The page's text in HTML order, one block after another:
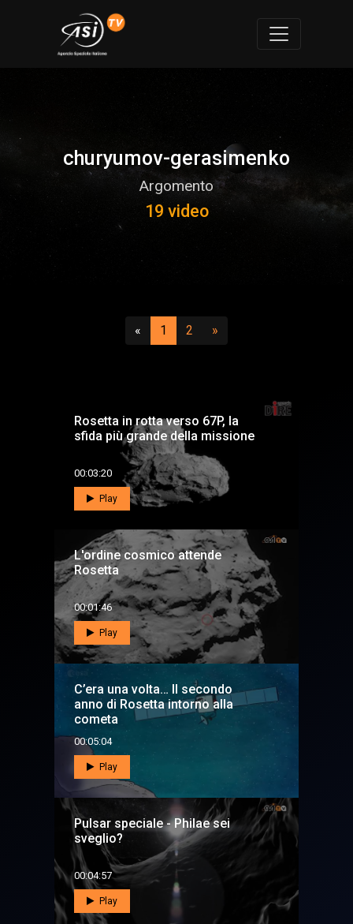
churyumov-gerasimenko
Argomento
19 video
« Precedente
1 (attuale)
2 (vai a pagina 2)
»
Rosetta in rotta verso 67P, la
sfida più grande della missione
00:03:20
Play
L'ordine cosmico attende
Rosetta
00:01:46
Play
C’era una volta… Il secondo
anno di Rosetta intorno alla
cometa
00:05:04
Play
Pulsar speciale - Philae sei
sveglio?
00:04:57
Play